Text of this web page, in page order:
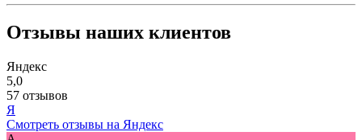
Отзывы наших клиентов
Яндекс
5,0
57 отзывов
Я
Смотреть отзывы на Яндекс